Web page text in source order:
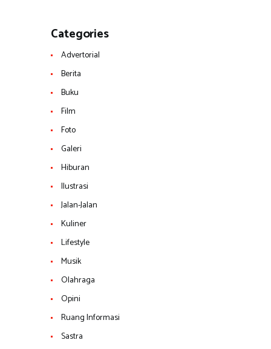
Categories
Advertorial
Berita
Buku
Film
Foto
Galeri
Hiburan
Ilustrasi
Jalan-Jalan
Kuliner
Lifestyle
Musik
Olahraga
Opini
Ruang Informasi
Sastra